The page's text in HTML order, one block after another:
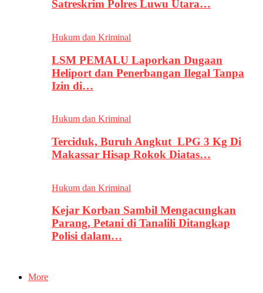
Satreskrim Polres Luwu Utara…
Hukum dan Kriminal
LSM PEMALU Laporkan Dugaan
Heliport dan Penerbangan Ilegal Tanpa
Izin di…
Hukum dan Kriminal
Terciduk, Buruh Angkut LPG 3 Kg Di
Makassar Hisap Rokok Diatas…
Hukum dan Kriminal
Kejar Korban Sambil Mengacungkan
Parang, Petani di Tanalili Ditangkap
Polisi dalam…
More